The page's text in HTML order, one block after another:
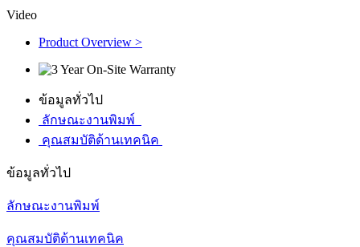
Video
Product Overview >
ข้อมูลทั่วไป
ลักษณะงานพิมพ์
คุณสมบัติด้านเทคนิค
ข้อมูลทั่วไป
ลักษณะงานพิมพ์
คุณสมบัติด้านเทคนิค